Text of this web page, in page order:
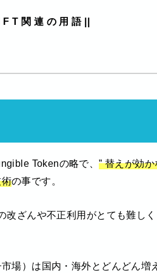
F T 関 連 の 用 語 ||
Tokenの略で、” 替えが効
の事です。
ざんや不正利用がとても難し
場）は国内・海外とどんどん増